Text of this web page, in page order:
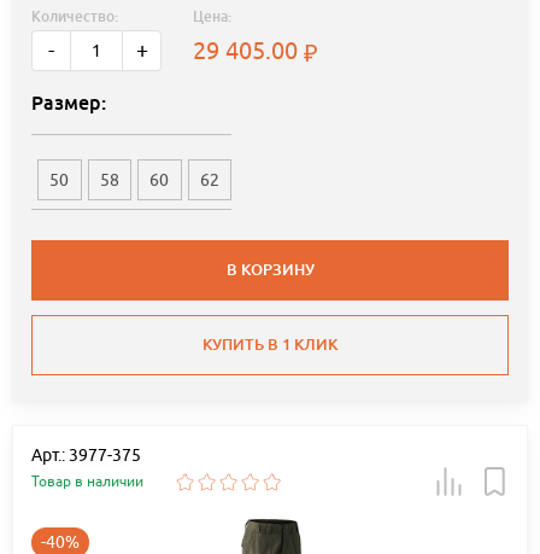
Количество:
- +
Цена:
29 405.00
Размер:
50 58 60 62
В КОРЗИНУ
КУПИТЬ В 1 КЛИК
Арт.: 3977-375
Товар в наличии
-40%